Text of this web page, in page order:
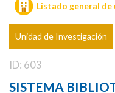
Listado general de
Unidad de Investigación
ID: 603
SISTEMA